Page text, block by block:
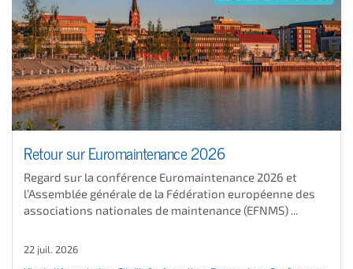
Retour sur Euromaintenance 2026
Regard sur la conférence Euromaintenance 2026 et
l’Assemblée générale de la Fédération européenne des
associations nationales de maintenance (EFNMS) ...
22 juil. 2026